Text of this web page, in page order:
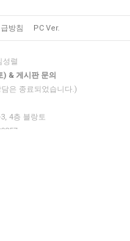
방침 PC Ver.
성렬
) & 게시판 문의
은 종료되었습니다.)
4층 블랑토